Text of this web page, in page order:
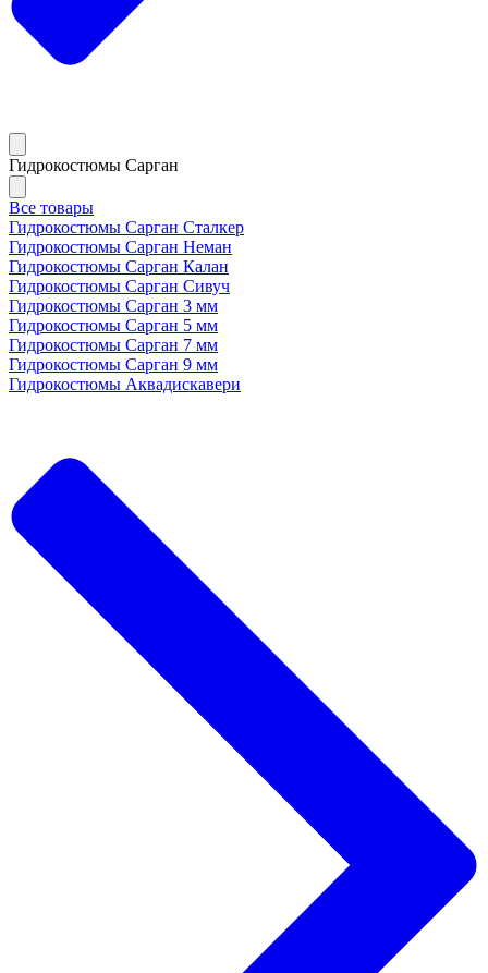
Гидрокостюмы Сарган
Все товары
Гидрокостюмы Сарган Сталкер
Гидрокостюмы Сарган Неман
Гидрокостюмы Сарган Калан
Гидрокостюмы Сарган Сивуч
Гидрокостюмы Сарган 3 мм
Гидрокостюмы Сарган 5 мм
Гидрокостюмы Сарган 7 мм
Гидрокостюмы Сарган 9 мм
Гидрокостюмы Аквадискавери